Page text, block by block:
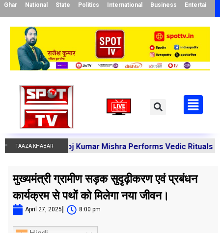
Ghar National State Politics International Business
TAAZA KHABAR
Manoj Kumar Mishra Performs Vedic Rituals for the
मुख्यमंत्री ग्रामीण सड़क सुदृढ़ीकरण एवं प्रबंधन
कार्यक्रम से पथों को मिलेगा नया जीवन।
April 27, 2025 8:00 pm